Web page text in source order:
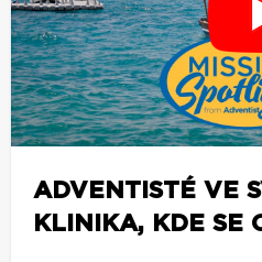
ADVENTISTÉ VE
KLINIKA, KDE SE